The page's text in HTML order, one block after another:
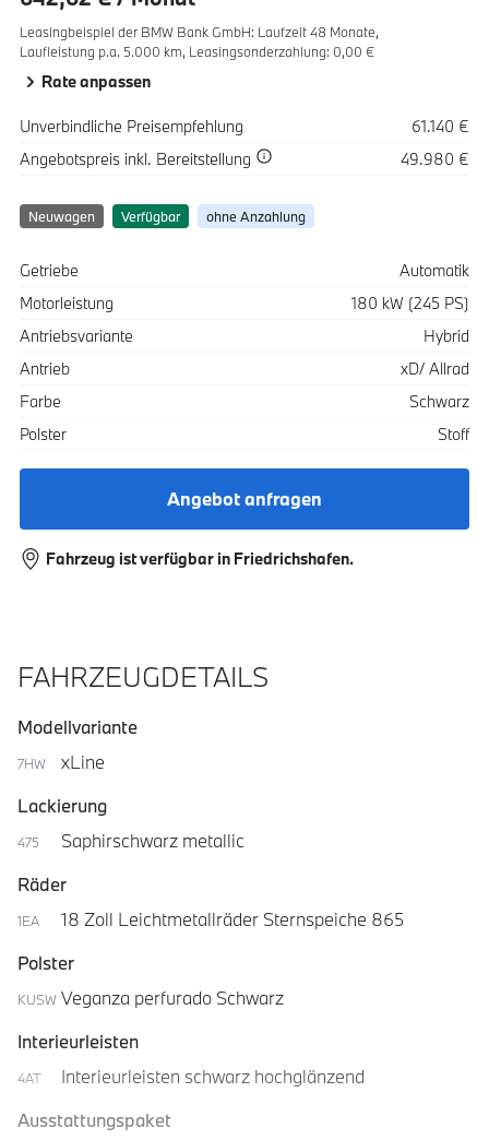
Leasingbeispiel der BMW Bank GmbH: Laufzeit 48 Monate,
Laufleistung p.a. 5.000 km, Leasingsonderzahlung: 0,00 €
Rate anpassen
SpezifikationWert
Unverbindliche Preisempfehlung
61.140 €
Spezifikation Wert
Angebotspreis inkl. Bereitstellung 49.980 €
Neuwagen Verfügbar ohne Anzahlung
Spezifikation
Getriebe
Automatik
Motorleistung
180 kW (245 PS)
Antriebsvariante
Hybrid
Antrieb
xD/ Allrad
Farbe
Schwarz
Polster
Stoff
Angebot anfragen
Fahrzeug ist verfügbar in Friedrichshafen.
FAHRZEUGDETAILS
Modellvariante
7HW
xLine
Lackierung
475
Saphirschwarz metallic
Räder
1EA
18 Zoll Leichtmetallräder Sternspeiche 865
Polster
KUSW Veganza perfurado Schwarz
Interieurleisten
4AT
Interieurleisten schwarz hochglänzend
Ausstattungspaket